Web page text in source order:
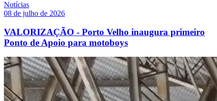
Notícias
08 de julho de 2026
VALORIZAÇÃO - Porto Velho inaugura primeiro
Ponto de Apoio para motoboys